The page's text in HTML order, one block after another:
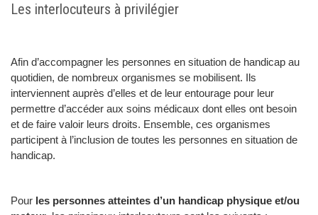
Les interlocuteurs à privilégier
Afin d’accompagner les personnes en situation de handicap au
quotidien, de nombreux organismes se mobilisent. Ils
interviennent auprès d’elles et de leur entourage pour leur
permettre d’accéder aux soins médicaux dont elles ont besoin
et de faire valoir leurs droits. Ensemble, ces organismes
participent à l’inclusion de toutes les personnes en situation de
handicap.
Pour les personnes atteintes d’un handicap physique et/ou